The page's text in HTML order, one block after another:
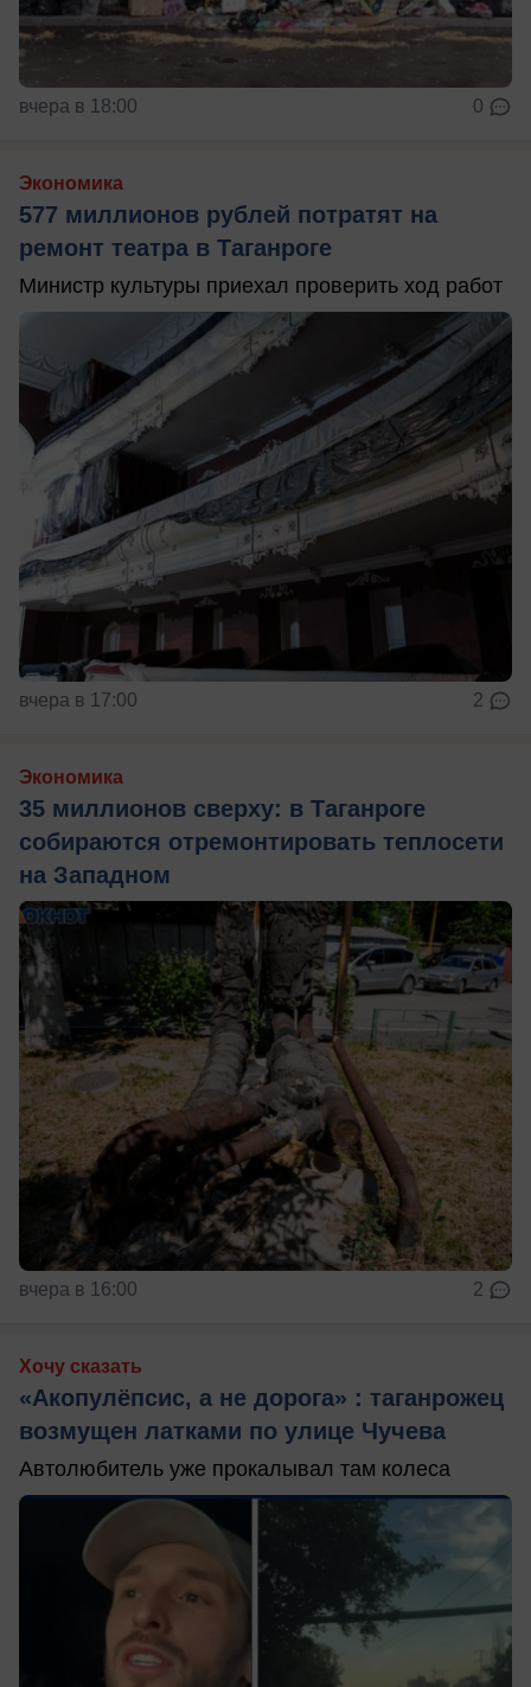
вчера в 18:00 0
Экономика
577 миллионов рублей потратят на
ремонт театра в Таганроге
Министр культуры приехал проверить ход работ
вчера в 17:00 2
Экономика
35 миллионов сверху: в Таганроге
собираются отремонтировать теплосети
на Западном
вчера в 16:00 2
Хочу сказать
«Акопулёпсис, а не дорога» : таганрожец
возмущен латками по улице Чучева
Автолюбитель уже прокалывал там колеса